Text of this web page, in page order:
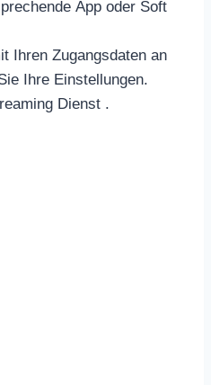
App oder Soft
Ihren Zugangsdaten an
Ihre Einstellungen.
Dienst .